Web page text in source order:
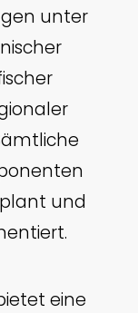
unter
und
eine